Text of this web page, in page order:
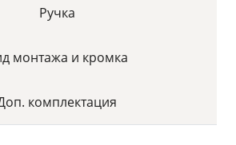
Ручка
монтажа и кромка
комплектация